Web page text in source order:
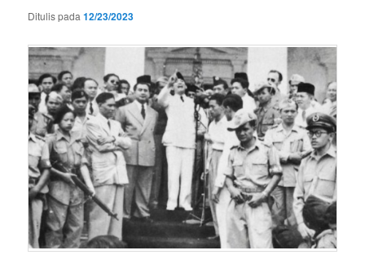
Ditulis pada12/23/2023